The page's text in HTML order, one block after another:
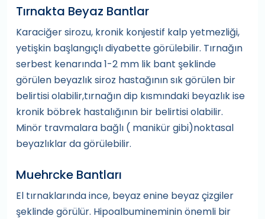
Tırnakta Beyaz Bantlar
Karaciğer sirozu, kronik konjestif kalp yetmezliği,
yetişkin başlangıçlı diyabette görülebilir. Tırnağın
serbest kenarında 1-2 mm lik bant şeklinde
görülen beyazlık siroz hastağının sık görülen bir
belirtisi olabilir,tırnağın dip kısmındaki beyazlık ise
kronik böbrek hastalığının bir belirtisi olabilir.
Minör travmalara bağlı ( manikür gibi)noktasal
beyazlıklar da görülebilir.
Muehrcke Bantları
El tırnaklarında ince, beyaz enine beyaz çizgiler
şeklinde görülür. Hipoalbumineminin önemli bir